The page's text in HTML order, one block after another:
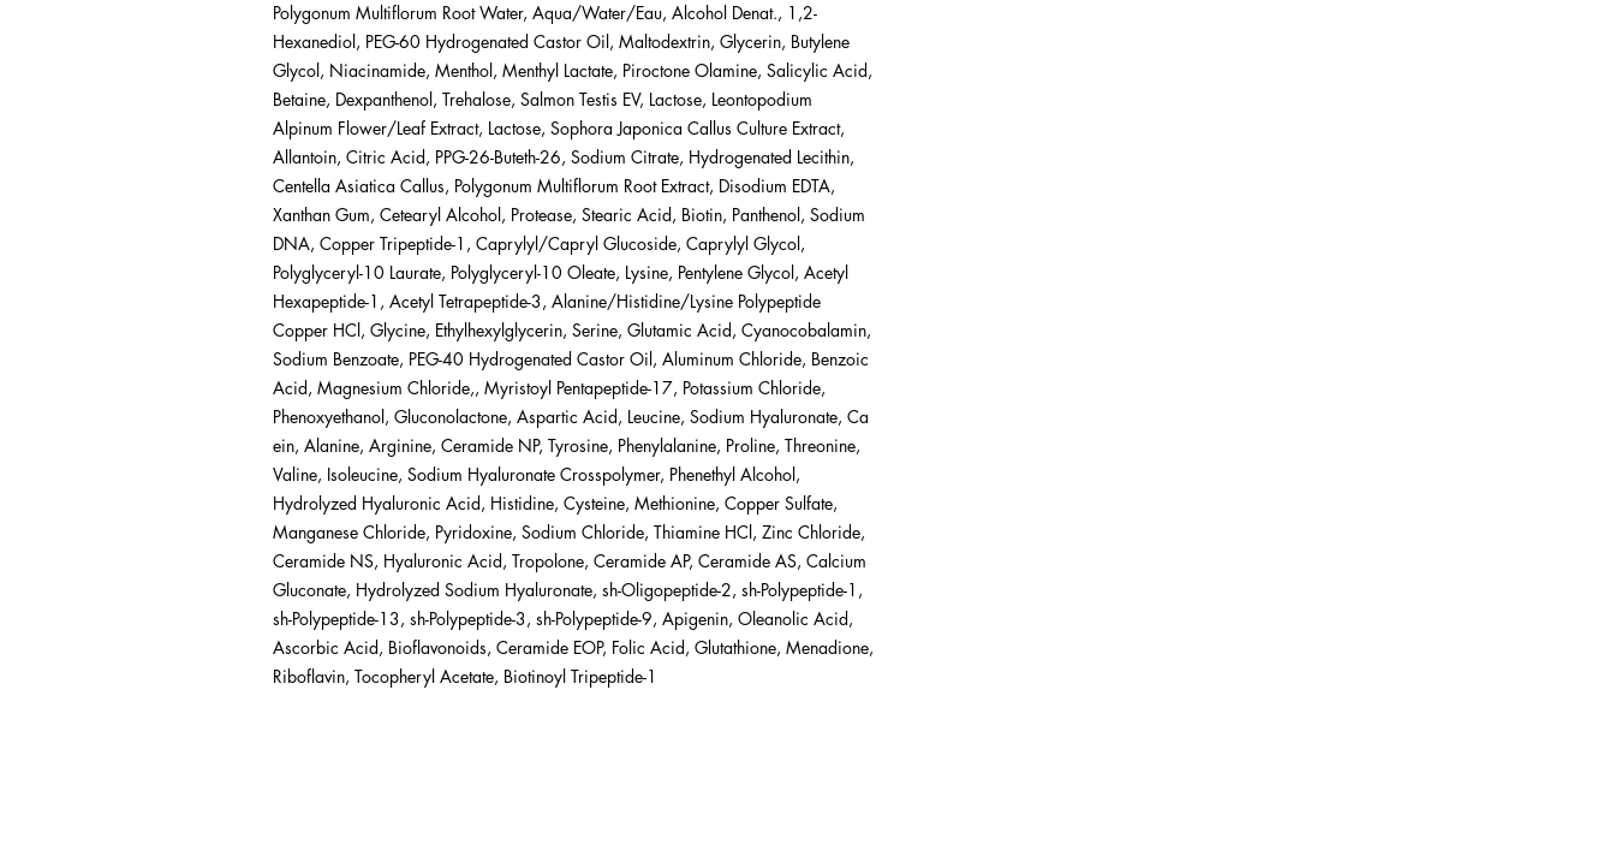
Polygonum Multiflorum Root Water, Aqua/Water/Eau, Alcohol Denat., 1,2-
Hexanediol, PEG-60 Hydrogenated Castor Oil, Maltodextrin, Glycerin, Butylene
Glycol, Niacinamide, Menthol, Menthyl Lactate, Piroctone Olamine, Salicylic Acid,
Betaine, Dexpanthenol, Trehalose, Salmon Testis EV, Lactose, Leontopodium
Alpinum Flower/Leaf Extract, Lactose, Sophora Japonica Callus Culture Extract,
Allantoin, Citric Acid, PPG-26-Buteth-26, Sodium Citrate, Hydrogenated Lecithin,
Centella Asiatica Callus, Polygonum Multiflorum Root Extract, Disodium EDTA,
Xanthan Gum, Cetearyl Alcohol, Protease, Stearic Acid, Biotin, Panthenol, Sodium
DNA, Copper Tripeptide-1, Caprylyl/Capryl Glucoside, Caprylyl Glycol,
Polyglyceryl-10 Laurate, Polyglyceryl-10 Oleate, Lysine, Pentylene Glycol, Acetyl
Hexapeptide-1, Acetyl Tetrapeptide-3, Alanine/Histidine/Lysine Polypeptide
Copper HCl, Glycine, Ethylhexylglycerin, Serine, Glutamic Acid, Cyanocobalamin,
Sodium Benzoate, PEG-40 Hydrogenated Castor Oil, Aluminum Chloride, Benzoic
Acid, Magnesium Chloride,, Myristoyl Pentapeptide-17, Potassium Chloride,
Phenoxyethanol, Gluconolactone, Aspartic Acid, Leucine, Sodium Hyaluronate, Ca
ein, Alanine, Arginine, Ceramide NP, Tyrosine, Phenylalanine, Proline, Threonine,
Valine, Isoleucine, Sodium Hyaluronate Crosspolymer, Phenethyl Alcohol,
Hydrolyzed Hyaluronic Acid, Histidine, Cysteine, Methionine, Copper Sulfate,
Manganese Chloride, Pyridoxine, Sodium Chloride, Thiamine HCl, Zinc Chloride,
Ceramide NS, Hyaluronic Acid, Tropolone, Ceramide AP, Ceramide AS, Calcium
Gluconate, Hydrolyzed Sodium Hyaluronate, sh-Oligopeptide-2, sh-Polypeptide-1,
sh-Polypeptide-13, sh-Polypeptide-3, sh-Polypeptide-9, Apigenin, Oleanolic Acid,
Ascorbic Acid, Bioflavonoids, Ceramide EOP, Folic Acid, Glutathione, Menadione,
Riboflavin, Tocopheryl Acetate, Biotinoyl Tripeptide-1